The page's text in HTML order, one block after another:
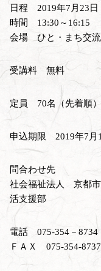
日程 2019年7月23日
時間 13:30～16:15
会場 ひと・まち交
受講料 無料
定員 70名（先着順）
申込期限 2019年7月
問合わせ先
社会福祉法人 京都
活支援部
電話 075-354－8734
ＦＡＸ 075-354-8737